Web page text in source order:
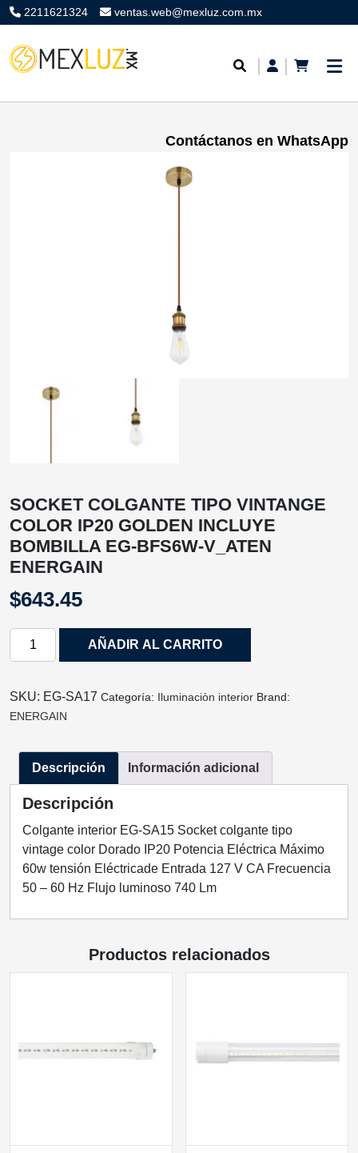
2211621324 ventas.web@mexluz.com.mx
Contáctanos en WhatsApp
SOCKET COLGANTE TIPO VINTANGE
COLOR IP20 GOLDEN INCLUYE
BOMBILLA EG-BFS6W-V_ATEN
ENERGAIN
$643.45
SOCKET
VINTANGE
COLOR
GOLDEN
INCLUYE
BOMBILLA
EG-
BFS6W-
V_ATEN
ENERGAIN
cantidad
AÑADIR AL CARRITO
SKU: EG-SA17 Categoría: Iluminaciòn interior Brand:
ENERGAIN
Descripción Información adicional
Descripción
Colgante interior EG-SA15 Socket colgante tipo
vintage color Dorado IP20 Potencia Eléctrica Máximo
60w tensión Eléctricade Entrada 127 V CA Frecuencia
50 – 60 Hz Flujo luminoso 740 Lm
Productos relacionados